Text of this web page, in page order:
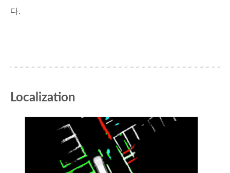
다.
Localization